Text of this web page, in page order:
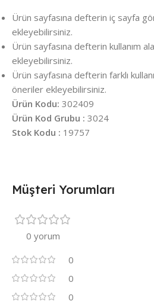
Ürün sayfasına defterin iç sayfa
ekleyebilirsiniz.
Ürün sayfasına defterin kullanım
ekleyebilirsiniz.
Ürün sayfasına defterin farklı
öneriler ekleyebilirsiniz.
Ürün Kodu: 302409
Ürün Kod Grubu : 3024
Stok Kodu : 19757
Müşteri Yorumları
0 yorum
0
0
0